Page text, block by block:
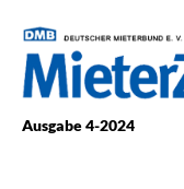
Ausgabe 4-2024